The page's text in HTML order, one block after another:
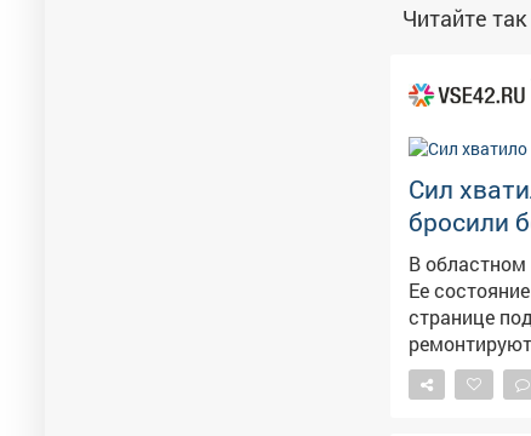
Читайте
Сил
бросили
В
Ее состояние
странице
прокомментировала она